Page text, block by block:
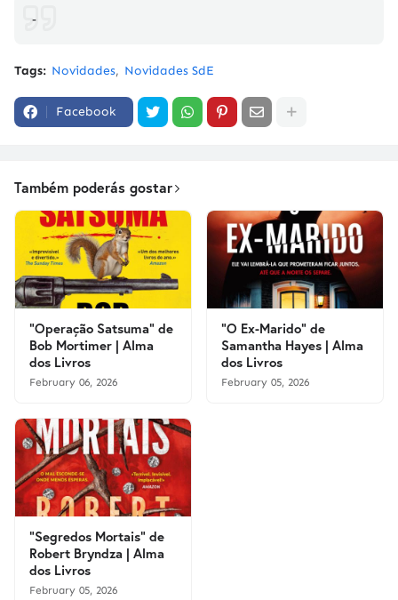
-
Tags: Novidades Novidades SdE
Facebook
Também poderás gostar
"Operação Satsuma" de
Bob Mortimer | Alma
dos Livros
February 06, 2026
"O Ex-Marido" de
Samantha Hayes | Alma
dos Livros
February 05, 2026
"Segredos Mortais" de
Robert Bryndza | Alma
dos Livros
February 05, 2026